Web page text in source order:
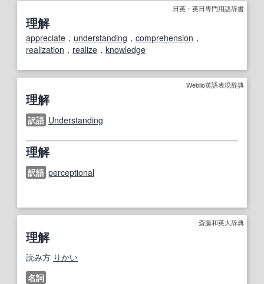
日英・英日専門用語辞書
理解
appreciate ， understanding ， comprehension ，
realization ， realize ， knowledge
Weblio英語表現辞典
理解
訳語 Understanding
理解
訳語 perceptional
斎藤和英大辞典
理解
読み方 りかい
名詞